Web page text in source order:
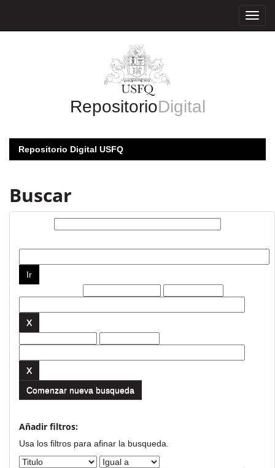
RepositorioDigital
Repositorio Digital USFQ
Buscar
Comenzar nueva busqueda
Añadir filtros:
Usa los filtros para afinar la busqueda.